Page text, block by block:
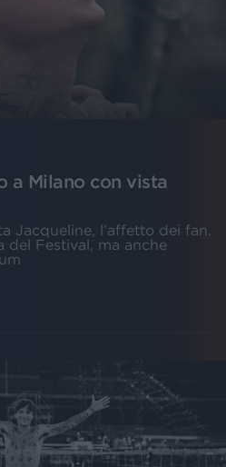
a Milano con vista
Jacqueline, l’affetto dei fan.
del Festival, ma anche